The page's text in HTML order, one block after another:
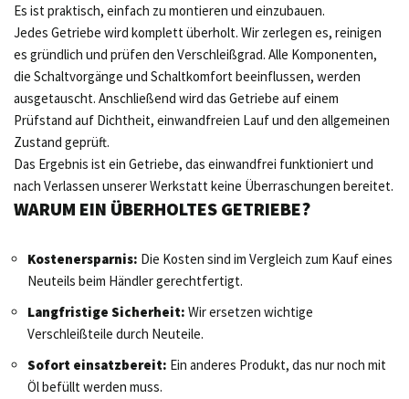
Es ist praktisch, einfach zu montieren und einzubauen.
Jedes Getriebe wird komplett überholt. Wir zerlegen es, reinigen
es gründlich und prüfen den Verschleißgrad. Alle Komponenten,
die Schaltvorgänge und Schaltkomfort beeinflussen, werden
ausgetauscht. Anschließend wird das Getriebe auf einem
Prüfstand auf Dichtheit, einwandfreien Lauf und den allgemeinen
Zustand geprüft.
Das Ergebnis ist ein Getriebe, das einwandfrei funktioniert und
nach Verlassen unserer Werkstatt keine Überraschungen bereitet.
WARUM EIN ÜBERHOLTES GETRIEBE?
Kostenersparnis: Die Kosten sind im Vergleich zum Kauf eines
Neuteils beim Händler gerechtfertigt.
Langfristige Sicherheit: Wir ersetzen wichtige
Verschleißteile durch Neuteile.
Sofort einsatzbereit: Ein anderes Produkt, das nur noch mit
Öl befüllt werden muss.